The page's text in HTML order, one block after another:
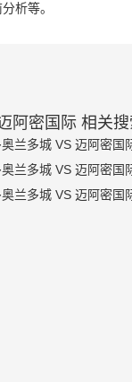
析等。
阿密国际 相关搜
兰多城 VS 迈阿密国
兰多城 VS 迈阿密国
兰多城 VS 迈阿密国